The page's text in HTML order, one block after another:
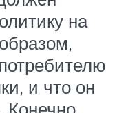
на
и что он